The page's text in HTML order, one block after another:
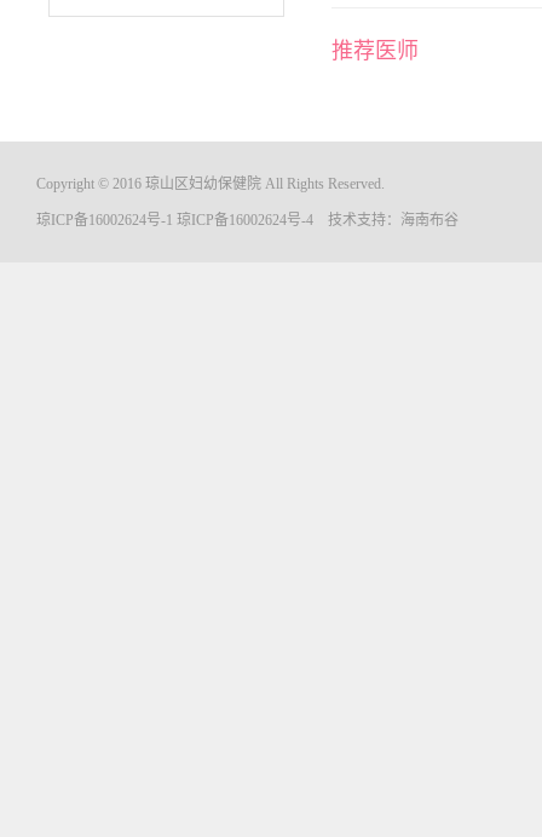
推荐医师
Copyright © 2016 琼山区妇幼保健院 All Rights Reserved.
琼ICP备16002624号-1 琼ICP备16002624号-4 技术支持： 海南布谷